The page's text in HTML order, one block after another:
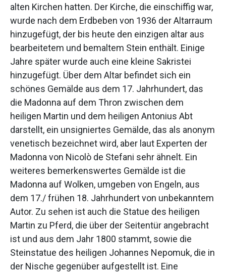
alten Kirchen hatten. Der Kirche, die einschiffig war,
wurde nach dem Erdbeben von 1936 der Altarraum
hinzugefügt, der bis heute den einzigen altar aus
bearbeitetem und bemaltem Stein enthält. Einige
Jahre später wurde auch eine kleine Sakristei
hinzugefügt. Über dem Altar befindet sich ein
schönes Gemälde aus dem 17. Jahrhundert, das
die Madonna auf dem Thron zwischen dem
heiligen Martin und dem heiligen Antonius Abt
darstellt, ein unsigniertes Gemälde, das als anonym
venetisch bezeichnet wird, aber laut Experten der
Madonna von Nicolò de Stefani sehr ähnelt. Ein
weiteres bemerkenswertes Gemälde ist die
Madonna auf Wolken, umgeben von Engeln, aus
dem 17./ frühen 18. Jahrhundert von unbekanntem
Autor. Zu sehen ist auch die Statue des heiligen
Martin zu Pferd, die über der Seitentür angebracht
ist und aus dem Jahr 1800 stammt, sowie die
Steinstatue des heiligen Johannes Nepomuk, die in
der Nische gegenüber aufgestellt ist. Eine